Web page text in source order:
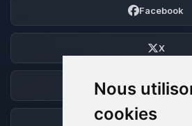
Nous
cookies
Facebook
X
Discord
Forum